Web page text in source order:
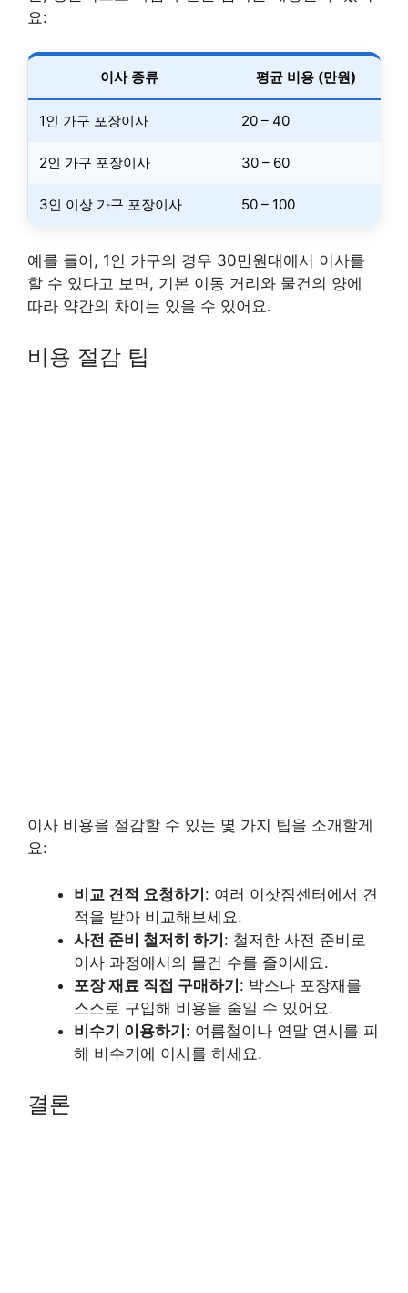
요:
이사 종류 평균 비용 (만원)
1인 가구 포장이사 20 – 40
2인 가구 포장이사 30 – 60
3인 이상 가구 포장이사 50 – 100
예를 들어, 1인 가구의 경우 30만원대에서 이사를
할 수 있다고 보면, 기본 이동 거리와 물건의 양에
따라 약간의 차이는 있을 수 있어요.
비용 절감 팁
이사 비용을 절감할 수 있는 몇 가지 팁을 소개할게
요:
비교 견적 요청하기: 여러 이삿짐센터에서 견
적을 받아 비교해보세요.
사전 준비 철저히 하기: 철저한 사전 준비로
이사 과정에서의 물건 수를 줄이세요.
포장 재료 직접 구매하기: 박스나 포장재를
스스로 구입해 비용을 줄일 수 있어요.
비수기 이용하기: 여름철이나 연말 연시를 피
해 비수기에 이사를 하세요.
결론